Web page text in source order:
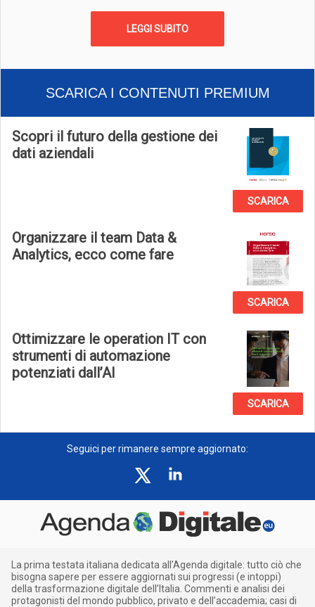
LEGGI SUBITO
SCARICA I CONTENUTI PREMIUM
Scopri il futuro della gestione dei
dati aziendali
SCARICA
Organizzare il team Data &
Analytics, ecco come fare
SCARICA
Ottimizzare le operation IT con
strumenti di automazione
potenziati dall’AI
SCARICA
Seguici per rimanere sempre aggiornato:
La prima testata italiana dedicata all’Agenda digitale: tutto ciò che
bisogna sapere per essere aggiornati sui progressi (e intoppi)
della trasformazione digitale dell’Italia. Commenti e analisi dei
protagonisti del mondo pubblico, privato e dell’accademia; casi di